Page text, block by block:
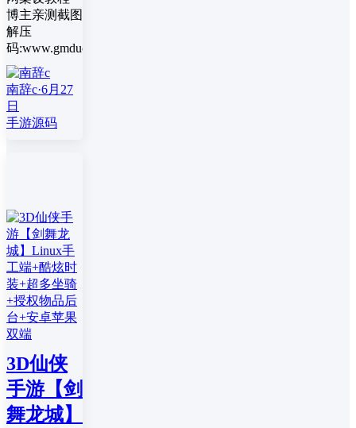
博主亲测截图
解压
码:www.gmduo.com
南辞c·6月27
日
手游源码
3D仙侠
手游【剑
舞龙城】